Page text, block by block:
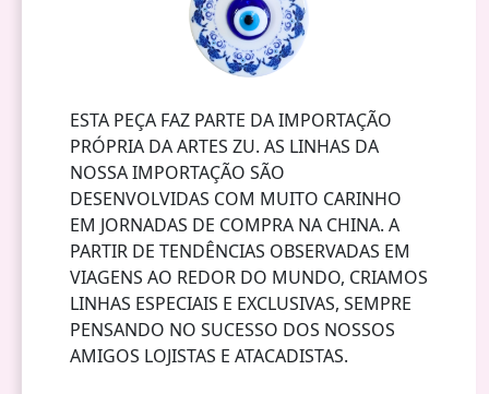
ESTA PEÇA FAZ PARTE DA IMPORTAÇÃO
PRÓPRIA DA ARTES ZU. AS LINHAS DA
NOSSA IMPORTAÇÃO SÃO
DESENVOLVIDAS COM MUITO CARINHO
EM JORNADAS DE COMPRA NA CHINA. A
PARTIR DE TENDÊNCIAS OBSERVADAS EM
VIAGENS AO REDOR DO MUNDO, CRIAMOS
LINHAS ESPECIAIS E EXCLUSIVAS, SEMPRE
PENSANDO NO SUCESSO DOS NOSSOS
AMIGOS LOJISTAS E ATACADISTAS.